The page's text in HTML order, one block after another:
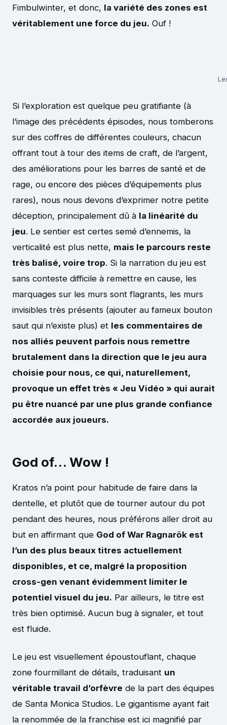
Fimbulwinter, et donc, la variété des zones est
véritablement une force du jeu. Ouf !
Si l’exploration est quelque peu gratifiante (à
l’image des précédents épisodes, nous tomberons
sur des coffres de différentes couleurs, chacun
offrant tout à tour des items de craft, de l’argent,
des améliorations pour les barres de santé et de
rage, ou encore des pièces d’équipements plus
rares), nous nous devons d’exprimer notre petite
déception, principalement dû à la linéarité du
jeu. Le sentier est certes semé d’ennemis, la
verticalité est plus nette, mais le parcours reste
très balisé, voire trop. Si la narration du jeu est
sans conteste difficile à remettre en cause, les
marquages sur les murs sont flagrants, les murs
invisibles très présents (ajouter au fameux bouton
saut qui n’existe plus) et les commentaires de
nos alliés peuvent parfois nous remettre
brutalement dans la direction que le jeu aura
choisie pour nous, ce qui, naturellement,
provoque un effet très « Jeu Vidéo » qui aurait
pu être nuancé par une plus grande confiance
accordée aux joueurs.
God of… Wow !
Kratos n’a point pour habitude de faire dans la
dentelle, et plutôt que de tourner autour du pot
pendant des heures, nous préférons aller droit au
but en affirmant que God of War Ragnarök est
l’un des plus beaux titres actuellement
disponibles, et ce, malgré la proposition
cross-gen venant évidemment limiter le
potentiel visuel du jeu. Par ailleurs, le titre est
très bien optimisé. Aucun bug à signaler, et tout
est fluide.
Le jeu est visuellement époustouflant, chaque
zone fourmillant de détails, traduisant un
véritable travail d’orfèvre de la part des équipes
de Santa Monica Studios. Le gigantisme ayant fait
la renommée de la franchise est ici magnifié par